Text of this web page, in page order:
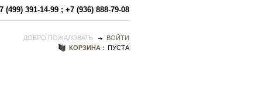
(499) 391-14-99 ; +7 (936) 888-79-08
ДОБРО ПОЖАЛОВАТЬ
ВОЙТИ
КОРЗИНА :
ПУСТА